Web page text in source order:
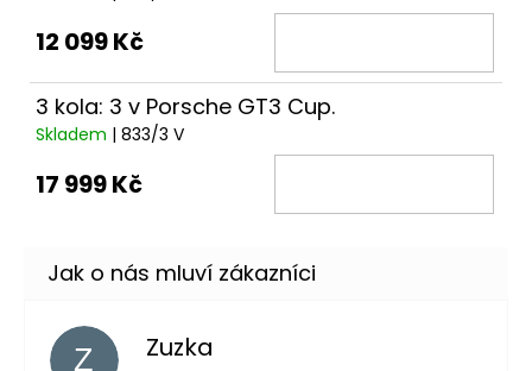
12 099 Kč
3 kola: 3 v Porsche GT3 Cup.
Skladem | 833/3 V
17 999 Kč
Z Zuzka